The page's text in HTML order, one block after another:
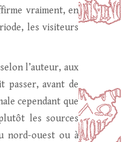
vraiment, en
les visiteurs
l’auteur, aux
passer, avant de
cependant que
les sources
nord-ouest ou à